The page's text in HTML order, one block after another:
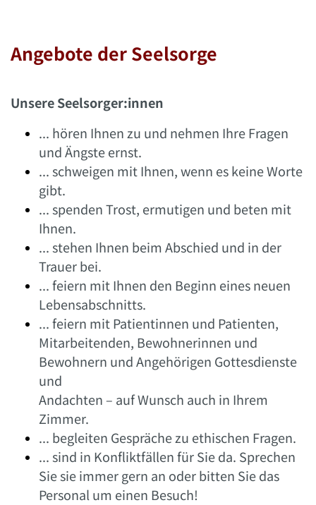
Angebote der Seelsorge
Unsere Seelsorger:innen
... hören Ihnen zu und nehmen Ihre Fragen
und Ängste ernst.
... schweigen mit Ihnen, wenn es keine Worte
gibt.
... spenden Trost, ermutigen und beten mit
Ihnen.
... stehen Ihnen beim Abschied und in der
Trauer bei.
... feiern mit Ihnen den Beginn eines neuen
Lebensabschnitts.
... feiern mit Patientinnen und Patienten,
Mitarbeitenden, Bewohnerinnen und
Bewohnern und Angehörigen Gottesdienste
und
Andachten – auf Wunsch auch in Ihrem
Zimmer.
... begleiten Gespräche zu ethischen Fragen.
... sind in Konfliktfällen für Sie da. Sprechen
Sie sie immer gern an oder bitten Sie das
Personal um einen Besuch!